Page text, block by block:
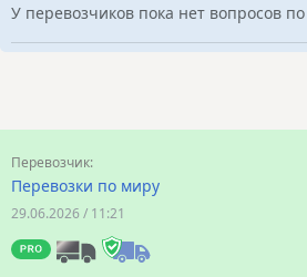
У перевозчиков пока нет вопросов по
Перевозки по миру
29.06.2026 / 11:21